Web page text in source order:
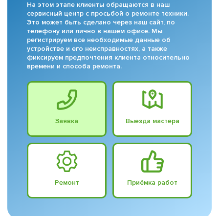
На этом этапе клиенты обращаются в наш
сервисный центр с просьбой о ремонте техники.
Это может быть сделано через наш сайт, по
телефону или лично в нашем офисе. Мы
регистрируем все необходимые данные об
устройстве и его неисправностях, а также
фиксируем предпочтения клиента относительно
времени и способа ремонта.
Заявка Выезда мастера
Ремонт Приёмка работ